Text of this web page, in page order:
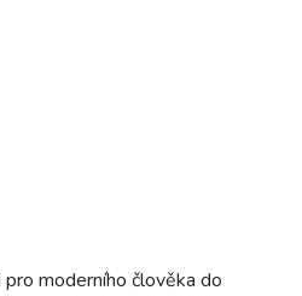
moderního člověka do